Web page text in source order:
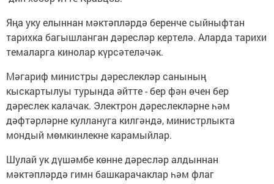
Яңа уку елыннан мәктәпләрдә беренче сыйныфтан
тарихка багышланган дәресләр кертелә. Аларда тарихи
темаларга кинолар күрсәтеләчәк.
Мәгариф министры дәреслекләр санының
кыскартылуы турында әйтте - бер фән өчен бер
дәреслек калачак. Электрон дәреслекләрне һәм
дәфтәрләрне куллануга килгәндә, министрлыкта
мондый мөмкинлекне карамыйлар.
Шулай ук дүшәмбе көнне дәресләр алдыннан
мәктәпләрдә гимн башкарачаклар һәм флаг